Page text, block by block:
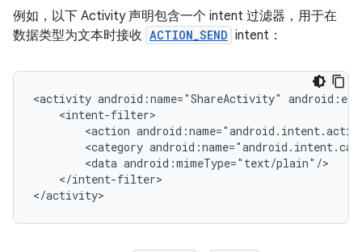
例如，以下 Activity 声明包含一个 intent 过滤器，用于在
数据类型为文本时接收 ACTION_SEND intent：
<activity android:name="ShareActivity"
<action
<category
<data
</intent-filter>
</activity>